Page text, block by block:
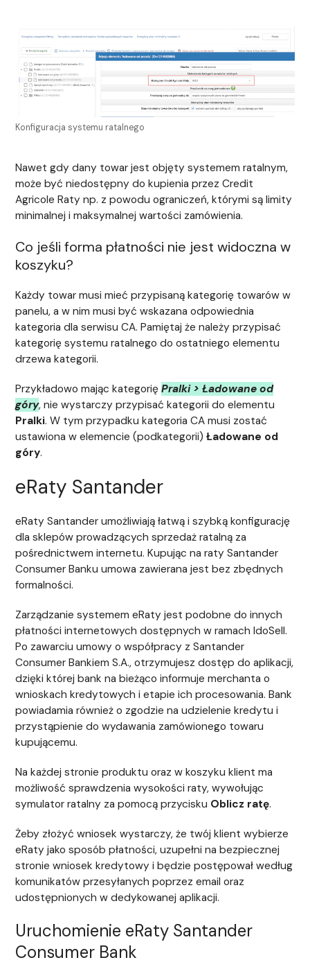
Konfiguracja systemu ratalnego
Nawet gdy dany towar jest objęty systemem ratalnym,
może być niedostępny do kupienia przez Credit
Agricole Raty np. z powodu ograniczeń, którymi są limity
minimalnej i maksymalnej wartości zamówienia.
Co jeśli forma płatności nie jest widoczna w
koszyku?
Każdy towar musi mieć przypisaną kategorię towarów w
panelu, a w nim musi być wskazana odpowiednia
kategoria dla serwisu CA. Pamiętaj że należy przypisać
kategorię systemu ratalnego do ostatniego elementu
drzewa kategorii.
Przykładowo mając kategorięPralki > Ładowane od
góry, nie wystarczy przypisać kategorii do elementu
Pralki. W tym przypadku kategoria CA musi zostać
ustawiona w elemencie (podkategorii)Ładowane od
góry.
eRaty Santander
eRaty Santander umożliwiają łatwą i szybką konfigurację
dla sklepów prowadzących sprzedaż ratalną za
pośrednictwem internetu. Kupując na raty Santander
Consumer Banku umowa zawierana jest bez zbędnych
formalności.
Zarządzanie systemem eRaty jest podobne do innych
płatności internetowych dostępnych w ramach IdoSell.
Po zawarciu umowy o współpracy z Santander
Consumer Bankiem S.A., otrzymujesz dostęp do aplikacji,
dzięki której bank na bieżąco informuje merchanta o
wnioskach kredytowych i etapie ich procesowania. Bank
powiadamia również o zgodzie na udzielenie kredytu i
przystąpienie do wydawania zamówionego towaru
kupującemu.
Na każdej stronie produktu oraz w koszyku klient ma
możliwość sprawdzenia wysokości raty, wywołując
symulator ratalny za pomocą przycisku Oblicz ratę.
Żeby złożyć wniosek wystarczy, że twój klient wybierze
eRaty jako sposób płatności, uzupełni na bezpiecznej
stronie wniosek kredytowy i będzie postępował według
komunikatów przesyłanych poprzez email oraz
udostępnionych w dedykowanej aplikacji.
Uruchomienie eRaty Santander
Consumer Bank